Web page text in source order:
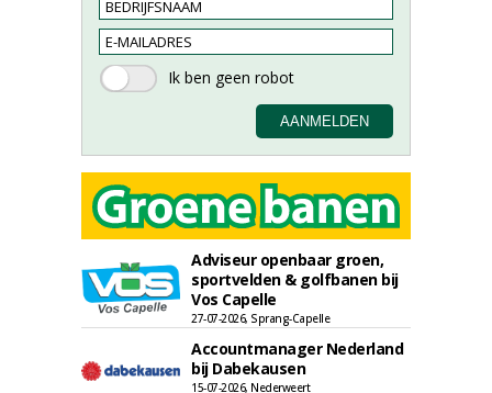
Adviseur openbaar groen,
sportvelden & golfbanen bij
Vos Capelle
27-07-2026, Sprang-Capelle
Accountmanager Nederland
bij Dabekausen
15-07-2026, Nederweert